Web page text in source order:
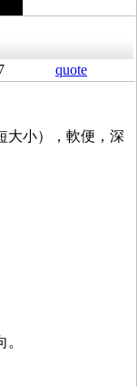
quote
大小），軟便，深